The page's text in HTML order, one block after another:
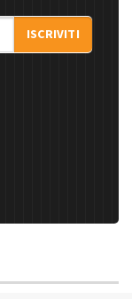
ISCRIVITI